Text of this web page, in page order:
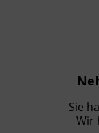
Das Land
Sie
Wir